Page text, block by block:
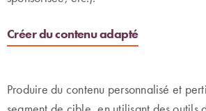
Créer du contenu adapté
Produire du contenu personnalisé et